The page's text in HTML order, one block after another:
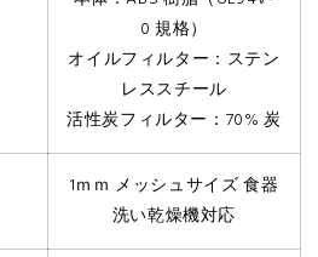
0 規格）
オイルフィルター：ステン
レススチール
活性炭フィルター： 70% 炭
1ｍｍ メッシュサイズ 食器
洗い乾燥機対応